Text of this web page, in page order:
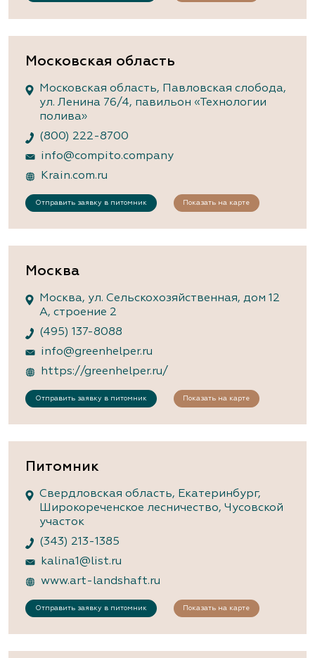
Московская область
Московская область, Павловская слобода,
ул. Ленина 76/4, павильон «Технологии
полива»
(800) 222-8700
info@compito.company
Krain.com.ru
Отправить заявку в питомник Показать на карте
Москва
Москва, ул. Сельскохозяйственная, дом 12
А, строение 2
(495) 137-8088
info@greenhelper.ru
https://greenhelper.ru/
Отправить заявку в питомник Показать на карте
Питомник
Свердловская область, Екатеринбург,
Широкореченское лесничество, Чусовской
участок
(343) 213-1385
kalina1@list.ru
www.art-landshaft.ru
Отправить заявку в питомник Показать на карте